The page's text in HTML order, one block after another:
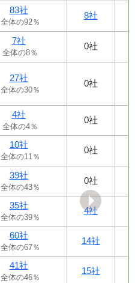
83社
全体の92％
8社
7社
全体の8％
0社
27社
全体の30％
0社
4社
全体の4％
0社
10社
全体の11％
0社
39社
全体の43％
0社
35社
全体の39％
4社
60社
全体の67％
14社
41社
全体の46％
15社